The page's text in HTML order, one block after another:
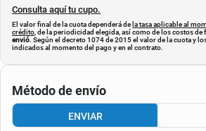
Consulta aquí tu cupo.
El valor final de la cuota dependerá de la tasa aplicable al
crédito , de la periodicidad elegida, así como de los costos de
envió. Según el decreto 1074 de 2015 el valor de la cuota y
indicados al momento del pago y en el contrato.
Método de envío
ENVIAR